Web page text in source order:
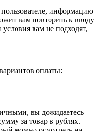
информацию
вам повторить к вводу
вам не подходят,
оплаты:
вы дожидаетесь
за товар в рублях.